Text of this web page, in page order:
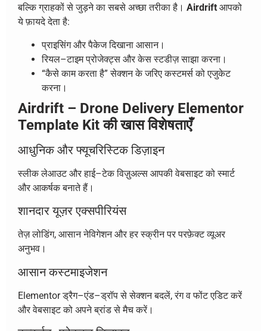
बल्कि ग्राहकों से जुड़ने का सबसे अच्छा तरीका है। Airdrift आपको
ये फ़ायदे देता है:
प्राइसिंग और पैकेज दिखाना आसान।
रियल–टाइम प्रोजेक्ट्स और केस स्टडीज़ साझा करना।
“कैसे काम करता है” सेक्शन के जरिए कस्टमर्स को एजुकेट
करना।
Airdrift – Drone Delivery Elementor
Template Kit की खास विशेषताएँ
आधुनिक और फ्यूचरिस्टिक डिज़ाइन
स्लीक लेआउट और हाई–टेक विज़ुअल्स आपकी वेबसाइट को स्मार्ट
और आकर्षक बनाते हैं।
शानदार यूज़र एक्सपीरियंस
तेज़ लोडिंग, आसान नेविगेशन और हर स्क्रीन पर परफ़ेक्ट व्यूअर
अनुभव।
आसान कस्टमाइजेशन
Elementor ड्रैग–एंड–ड्रॉप से सेक्शन बदलें, रंग व फोंट एडिट करें
और वेबसाइट को अपने ब्रांड से मैच करें।